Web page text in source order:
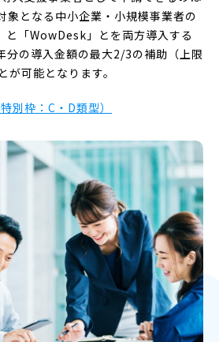
象となる中小企業・小規模事業者の
「WowDesk」とを両方導入する
分の導入金額の最大2/3の補助（上限
可能となります。
別枠：C・D類型）